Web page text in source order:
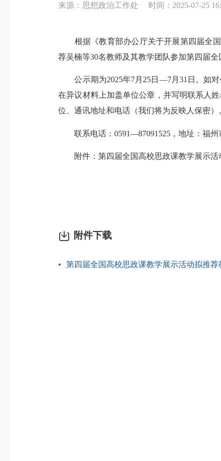
来源：思想政治工作处 时间：2025-07-25
根据《教育部办公厅关于开展第四届全国
荐吴楠等30名教师及其教学团队参加第四届
公示期为2025年7月25日—7月31日。如对
在异议材料上加盖单位公章，并写明联系人
位、通讯地址和电话（我们将为反映人保密）
联系电话：0591—87091525，地址：福州
附件：第四届全国高校思政课教学展示活
附件下载
第四届全国高校思政课教学展示活动拟推荐